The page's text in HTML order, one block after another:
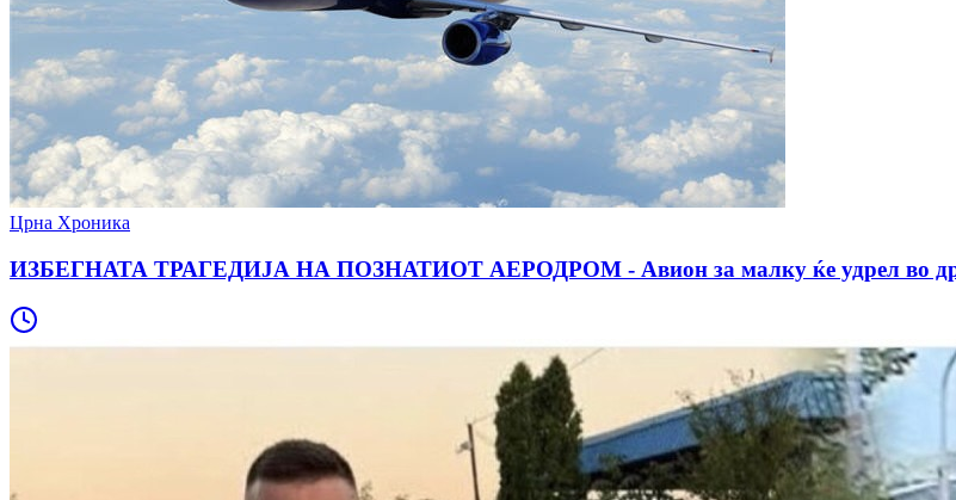
Црна Хроника
ИЗБЕГНАТА ТРАГЕДИЈА НА ПОЗНАТИОТ АЕРОДРОМ - Авион за малку ќе удрел во